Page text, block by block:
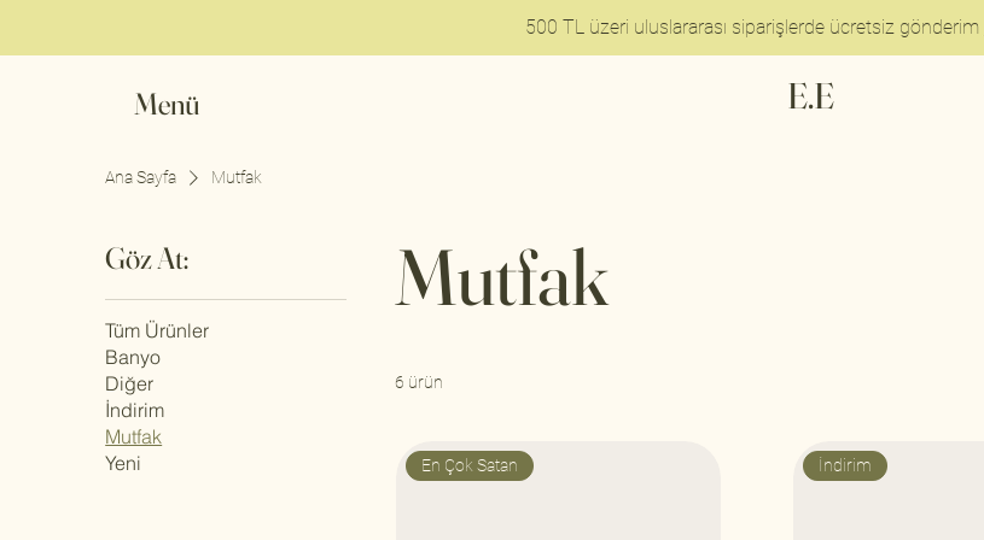
500 TL üzeri uluslararası siparişlerde ücretsiz gönderim
Menü E.E
Ana Sayfa Mutfak
Göz At:
Tüm Ürünler
Banyo
Diğer
İndirim
Mutfak
Yeni
Mutfak
6 ürün
En Çok Satan İndirim